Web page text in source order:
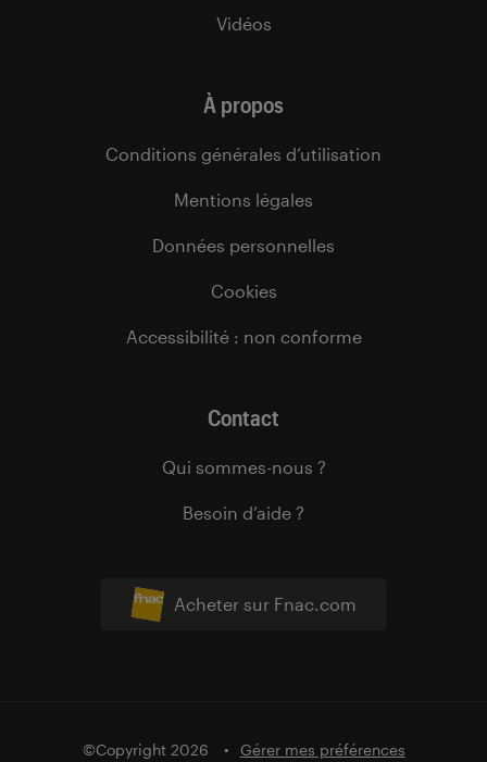
Acheter sur Fnac.com
Vidéos
À propos
Conditions générales d’utilisation
Mentions légales
Données personnelles
Cookies
Accessibilité : non conforme
Contact
Qui sommes-nous ?
Besoin d’aide ?
©Copyright 2026 Gérer mes préférences